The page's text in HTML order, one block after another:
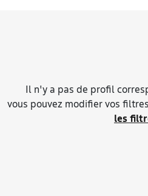
Il n'y a pas de profil
vous pouvez modifier vos
les